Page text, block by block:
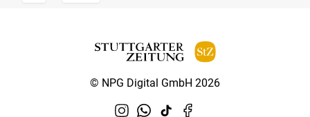
© NPG Digital GmbH 2026